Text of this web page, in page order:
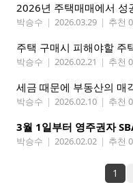
2026년 주택매매에서 성
박승수 | 2026.03.29 | 추천 0
주택 구매시 피해야할 주
박승수 | 2026.02.21 | 추천 0
세금 때문에 부동산의 매
박승수 | 2026.02.10 | 추천 0
3월 1일부터 영주권자
박승수 | 2026.02.02 | 추천 0
1